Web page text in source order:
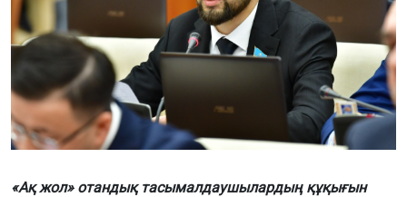
«Ақ жол» отандық тасымалдаушылардың құқығын